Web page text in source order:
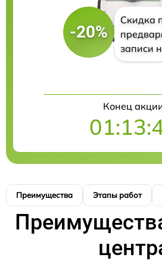
-20%
Скидка
записи
Конец
Преимущества Этапы работ